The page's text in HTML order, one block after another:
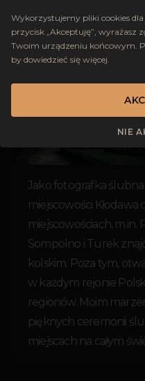
Jako fotografka
miejscowości
miejscowościach, m.in.
Sompolno i Turek
kolskim. Poza tym,
w każdym rejonie
regionów. Moim
pięknych ceremonii
miejscach na całym
Wykorzystujemy pliki cookies
przycisk „Akceptuję”, wyrażasz
Twoim urządzeniu końcowym.
by dowiedzieć się więcej.
NIE